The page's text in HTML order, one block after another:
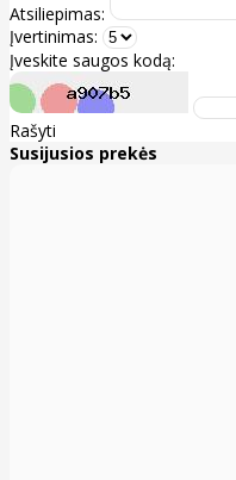
Atsiliepimas:
Įvertinimas:
Įveskite saugos kodą:
Rašyti
Susijusios prekės